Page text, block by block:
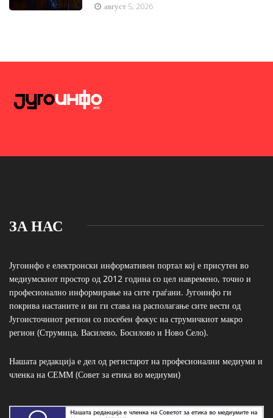
август 5, 2026
ЗА НАС
Југоинфо е електронски информативен портал кој е присутен во
медиумскиот простор од 2012 година со цел навремено, точно и
професионално информирање на сите граѓани. Југоинфо ги
покрива настаните и ви ги става на располагање сите вести од
Југоисточниот регион со посебен фокус на струмичкиот макро
регион (Струмица, Василево, Босилово и Ново Село).
Нашата редакција е дел од регистарот на професионални медиуми и
членка на СЕММ (Совет за етика во медиуми)